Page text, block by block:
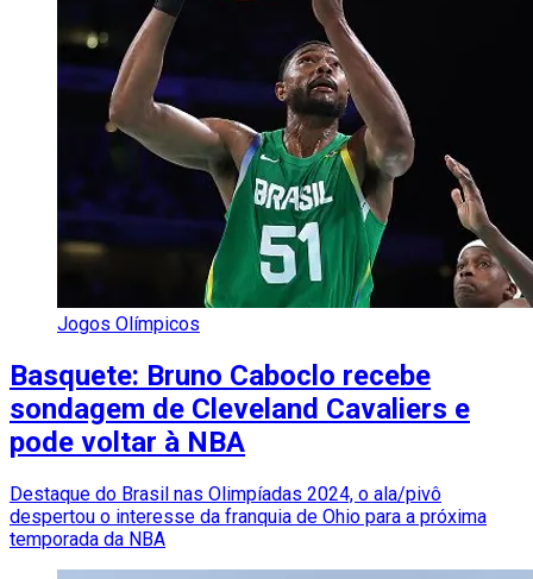
Jogos Olímpicos
Basquete: Bruno Caboclo recebe
sondagem de Cleveland Cavaliers e
pode voltar à NBA
Destaque do Brasil nas Olimpíadas 2024, o ala/pivô
despertou o interesse da franquia de Ohio para a próxima
temporada da NBA